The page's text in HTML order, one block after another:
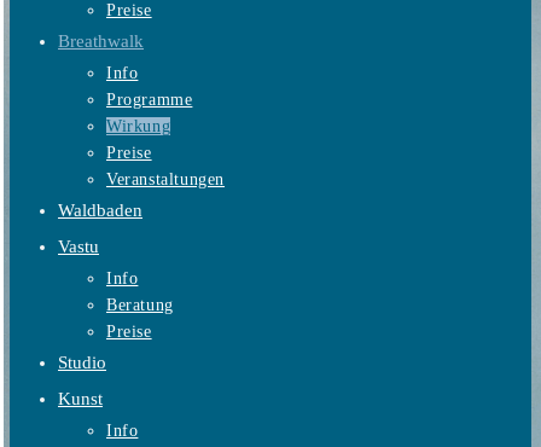
Preise
Breathwalk
Info
Programme
Wirkung
Preise
Veranstaltungen
Waldbaden
Vastu
Info
Beratung
Preise
Studio
Kunst
Info